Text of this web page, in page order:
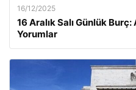
16/12/2025
16 Aralık Salı Günlük
Yorumlar